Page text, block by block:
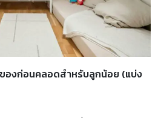
องก่อนคลอดสำหรับลูกน้อย (แบ่ง